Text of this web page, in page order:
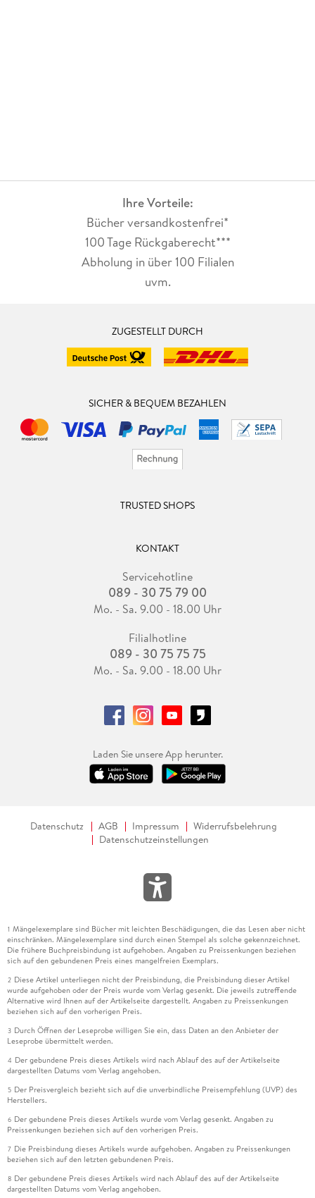
Ihre Vorteile:
Bücher versandkostenfrei*
100 Tage Rückgaberecht***
Abholung in über 100 Filialen
uvm.
ZUGESTELLT DURCH
SICHER & BEQUEM BEZAHLEN
TRUSTED SHOPS
KONTAKT
Servicehotline
089 - 30 75 79 00
Mo. - Sa. 9.00 - 18.00 Uhr
Filialhotline
089 - 30 75 75 75
Mo. - Sa. 9.00 - 18.00 Uhr
Laden Sie unsere App herunter.
Datenschutz AGB Impressum
Widerrufsbelehrung
Datenschutzeinstellungen
1 Mängelexemplare sind Bücher mit leichten Beschädigungen, die das Lesen aber nicht
einschränken. Mängelexemplare sind durch einen Stempel als solche gekennzeichnet.
Die frühere Buchpreisbindung ist aufgehoben. Angaben zu Preissenkungen beziehen
sich auf den gebundenen Preis eines mangelfreien Exemplars.
2 Diese Artikel unterliegen nicht der Preisbindung, die Preisbindung dieser Artikel
wurde aufgehoben oder der Preis wurde vom Verlag gesenkt. Die jeweils zutreffende
Alternative wird Ihnen auf der Artikelseite dargestellt. Angaben zu Preissenkungen
beziehen sich auf den vorherigen Preis.
3 Durch Öffnen der Leseprobe willigen Sie ein, dass Daten an den Anbieter der
Leseprobe übermittelt werden.
4 Der gebundene Preis dieses Artikels wird nach Ablauf des auf der Artikelseite
dargestellten Datums vom Verlag angehoben.
5 Der Preisvergleich bezieht sich auf die unverbindliche Preisempfehlung (UVP) des
Herstellers.
6 Der gebundene Preis dieses Artikels wurde vom Verlag gesenkt. Angaben zu
Preissenkungen beziehen sich auf den vorherigen Preis.
7 Die Preisbindung dieses Artikels wurde aufgehoben. Angaben zu Preissenkungen
beziehen sich auf den letzten gebundenen Preis.
8 Der gebundene Preis dieses Artikels wird nach Ablauf des auf der Artikelseite
dargestellten Datums vom Verlag angehoben.